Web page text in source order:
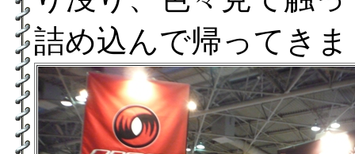
詰め込んで帰ってき